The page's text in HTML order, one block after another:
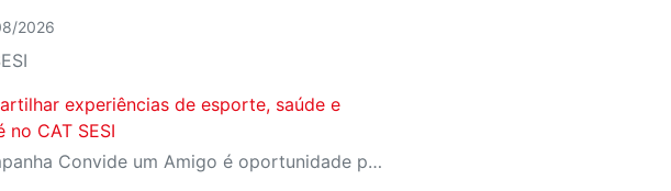
2026
experiências de esporte, saúde e
no CAT SESI
A campanha Convide um Amigo é oportunidade para reunir amigos para aproveitar juntos toda estrutura da unidade SESI-SP mais próxima. Os benefícios para clientes e convidados estão no regulamento.